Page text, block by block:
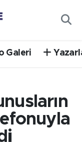
Galeri
Fikstür